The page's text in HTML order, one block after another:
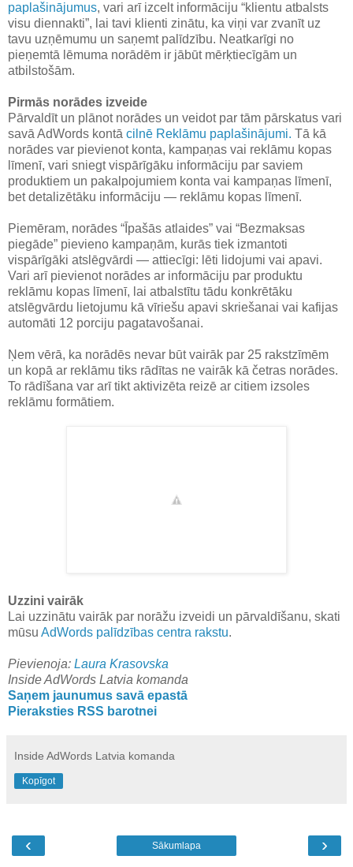
paplašinājumus, vari arī izcelt informāciju “klientu atbalsts
visu diennakti”, lai tavi klienti zinātu, ka viņi var zvanīt uz
tavu uzņēmumu un saņemt palīdzību. Neatkarīgi no
pieņemtā lēmuma norādēm ir jābūt mērķtiecīgām un
atbilstošām.
Pirmās norādes izveide
Pārvaldīt un plānot norādes un veidot par tām pārskatus vari
savā AdWords kontā cilnē Reklāmu paplašinājumi. Tā kā
norādes var pievienot konta, kampaņas vai reklāmu kopas
līmenī, vari sniegt vispārīgāku informāciju par saviem
produktiem un pakalpojumiem konta vai kampaņas līmenī,
bet detalizētāku informāciju — reklāmu kopas līmenī.
Piemēram, norādes “Īpašās atlaides” vai “Bezmaksas
piegāde” pievieno kampaņām, kurās tiek izmantoti
vispārīgāki atslēgvārdi — attiecīgi: lēti lidojumi vai apavi.
Vari arī pievienot norādes ar informāciju par produktu
reklāmu kopas līmenī, lai atbalstītu tādu konkrētāku
atslēgvārdu lietojumu kā vīriešu apavi skriešanai vai kafijas
automāti 12 porciju pagatavošanai.
Ņem vērā, ka norādēs nevar būt vairāk par 25 rakstzīmēm
un kopā ar reklāmu tiks rādītas ne vairāk kā četras norādes.
To rādīšana var arī tikt aktivizēta reizē ar citiem izsoles
reklāmu formātiem.
Uzzini vairāk
Lai uzzinātu vairāk par norāžu izveidi un pārvaldīšanu, skati
mūsu AdWords palīdzības centra rakstu.
Pievienoja: Laura Krasovska
Inside AdWords Latvia komanda
Saņem jaunumus savā epastā
Pieraksties RSS barotnei
Inside AdWords Latvia komanda
Kopīgot
‹ ›
Sākumlapa